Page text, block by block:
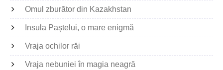
Omul zburător din Kazakhstan
Insula Paştelui, o mare enigmă
Vraja ochilor răi
Vraja nebuniei în magia neagră